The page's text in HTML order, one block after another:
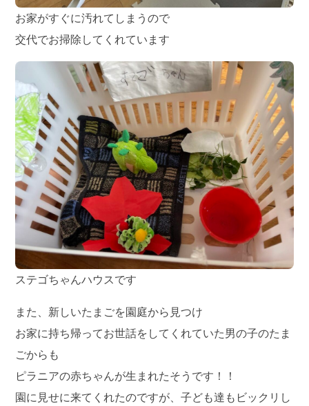
お家がすぐに汚れてしまうので
交代でお掃除してくれています
ステゴちゃんハウスです
また、新しいたまごを園庭から見つけ
お家に持ち帰ってお世話をしてくれていた男の子のたま
ごからも
ピラニアの赤ちゃんが生まれたそうです！！
園に見せに来てくれたのですが、子ども達もビックリし